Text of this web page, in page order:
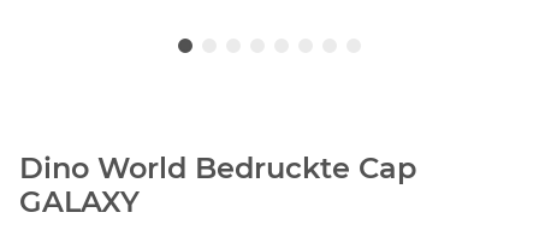
Dino World Bedruckte Cap
GALAXY